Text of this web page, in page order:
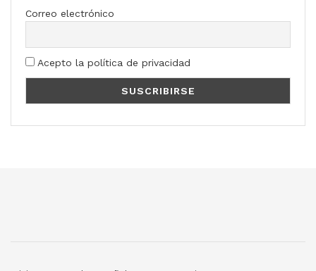
Correo electrónico
Acepto la política de privacidad